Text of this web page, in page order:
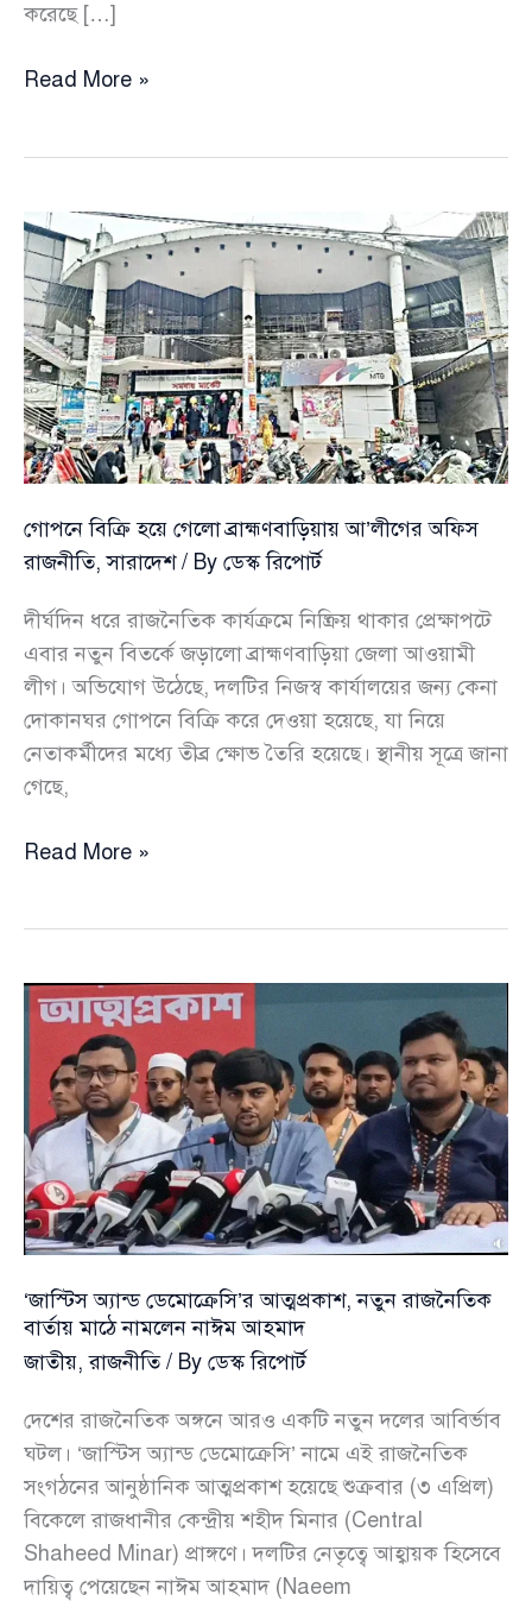
করেছে […]
মঙ্গল
পহেলা
বৈশাখের
শোভাযাত্রার
নতুন
নাম
নির্ধারণ
করল
সরকার
Read More »
গোপনে বিক্রি হয়ে গেলো ব্রাহ্মণবাড়িয়ায় আ’লীগের অফিস
রাজনীতি,সারাদেশ/ By ডেস্ক রিপোর্ট
দীর্ঘদিন ধরে রাজনৈতিক কার্যক্রমে নিষ্ক্রিয় থাকার প্রেক্ষাপটে
এবার নতুন বিতর্কে জড়ালো ব্রাহ্মণবাড়িয়া জেলা আওয়ামী
লীগ। অভিযোগ উঠেছে, দলটির নিজস্ব কার্যালয়ের জন্য কেনা
দোকানঘর গোপনে বিক্রি করে দেওয়া হয়েছে, যা নিয়ে
নেতাকর্মীদের মধ্যে তীব্র ক্ষোভ তৈরি হয়েছে। স্থানীয় সূত্রে জানা
গেছে,
গোপনে
ব্রাহ্মণবাড়িয়ায়
আ’লীগের
অফিস
Read More »
‘জাস্টিস অ্যান্ড ডেমোক্রেসি’র আত্মপ্রকাশ, নতুন রাজনৈতিক
বার্তায় মাঠে নামলেন নাঈম আহমাদ
জাতীয়,রাজনীতি/ By ডেস্ক রিপোর্ট
দেশের রাজনৈতিক অঙ্গনে আরও একটি নতুন দলের আবির্ভাব
ঘটল। ‘জাস্টিস অ্যান্ড ডেমোক্রেসি’ নামে এই রাজনৈতিক
সংগঠনের আনুষ্ঠানিক আত্মপ্রকাশ হয়েছে শুক্রবার (৩ এপ্রিল)
বিকেলে রাজধানীর কেন্দ্রীয় শহীদ মিনার (Central
Shaheed Minar) প্রাঙ্গণে। দলটির নেতৃত্বে আহ্বায়ক হিসেবে
দায়িত্ব পেয়েছেন নাঈম আহমাদ (Naeem